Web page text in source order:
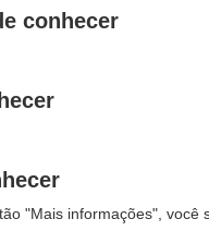
conhecer
"Mais informações", você